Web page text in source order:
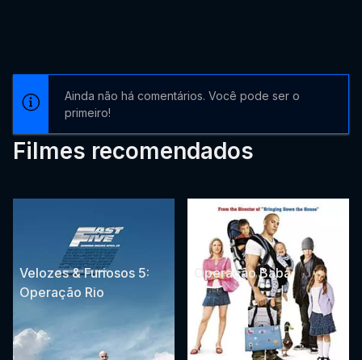
Ainda não há comentários. Você pode ser o
primeiro!
Filmes recomendados
Velozes & Furiosos 5:
Operação Rio
Operação Babá